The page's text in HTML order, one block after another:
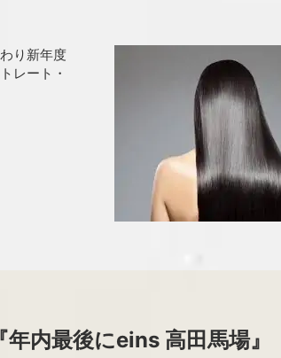
り新年度
レート・
内最後にeins 高田馬場』